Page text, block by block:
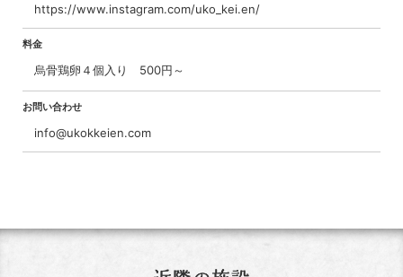
https://www.instagram.com/uko_kei.en/
料金
烏骨鶏卵４個入り 500円～
お問い合わせ
info@ukokkeien.com